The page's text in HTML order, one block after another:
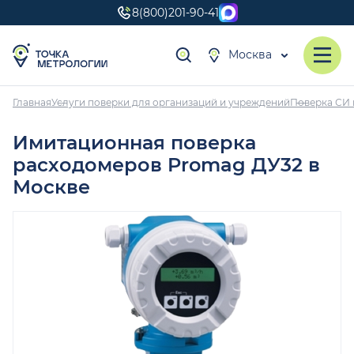
8(800)201-90-41
Москва
ГлавнаяУслуги поверки для организаций и учрежденийПоверка СИ
Имитационная поверка
расходомеров Promag ДУ32 в
Москве